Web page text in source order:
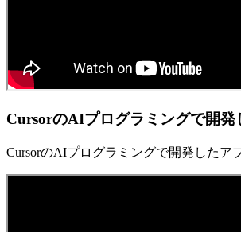
CursorのAIプログラミングで開発
CursorのAIプログラミングで開発したア